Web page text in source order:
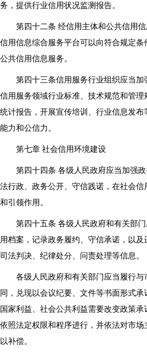
务，提供行业信用状况监测报告。
第四十二条 经信用主体和公共信用信
信用信息综合服务平台可以向符合规定
公共信用信息服务。
第四十三条信用服务行业组织应当加
信用服务领域行业标准、技术规范和管理
统计报告，开展宣传培训、行业信息发布
能力和公信力。
第七章 社会信用环境建设
第四十四条 各级人民政府应当加强政
法行政、政务公开、守信践诺，在社会
和引领作用。
第四十五条 各级人民政府和有关部门
用档案，记录政务履约、守信承诺，以
司法判决、纪律处分、问责处理等信息。
各级人民政府和有关部门应当履行与
同，兑现以会议纪要、文件等书面形式承
国家利益、社会公共利益需要改变政策承
依照法定权限和程序进行，并依法对市
以补偿。